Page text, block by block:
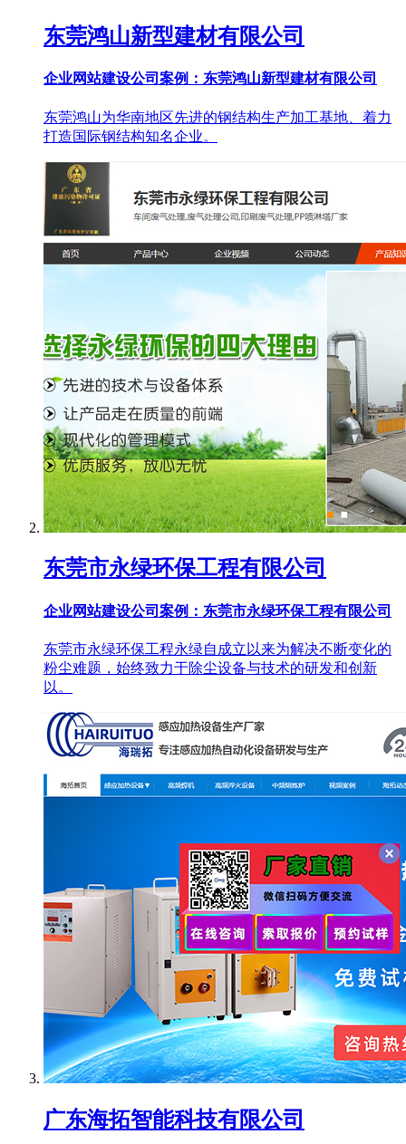
东莞鸿山新型建材有限公司
企业网站建设公司案例：东莞鸿山新型建材有限公司
东莞鸿山为华南地区先进的钢结构生产加工基地、着力
打造国际钢结构知名企业。
东莞市永绿环保工程有限公司
企业网站建设公司案例：东莞市永绿环保工程有限公司
东莞市永绿环保工程永绿自成立以来为解决不断变化的
粉尘难题，始终致力于除尘设备与技术的研发和创新
以。
广东海拓智能科技有限公司